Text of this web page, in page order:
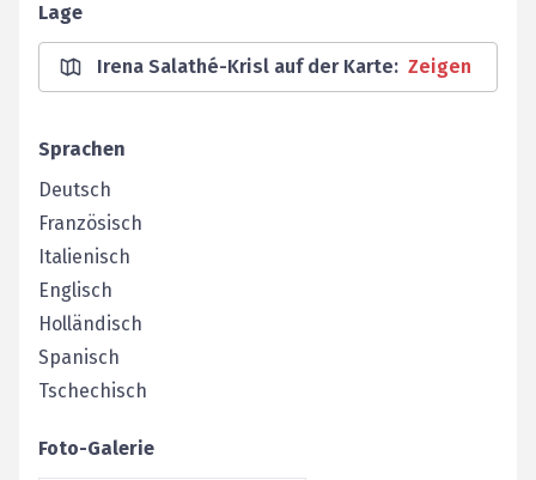
Lage
Irena Salathé-Krisl auf der Karte: Zeigen
Sprachen
Deutsch
Französisch
Italienisch
Englisch
Holländisch
Spanisch
Tschechisch
Foto-Galerie